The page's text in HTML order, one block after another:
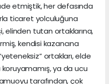
etmiştik, her defasında
ticaret yolculuğuna
elinden tutan ortaklarına,
kendisi kazancına
ortakları, elde
ya da ucu
tarafından, çok